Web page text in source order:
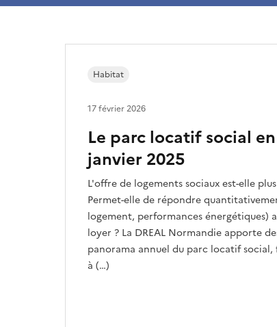
Le parc locatif social
janvier 2025
L'offre de logements sociaux est-elle
Permet-elle de répondre
logement, performances énergétiques)
loyer ? La DREAL Normandie apporte
panorama annuel du parc locatif
à (…)
Habitat
17 février 2026